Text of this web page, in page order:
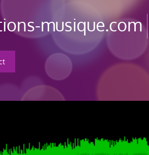
musique.com